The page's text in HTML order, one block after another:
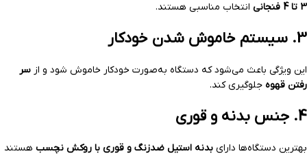
3 تا 4 فنجانی
انتخاب مناسبی هستند.
3. سیستم خاموش شدن خودکار
این ویژگی باعث می‌شود که دستگاه به‌صورت خودکار خاموش شود و از سر
رفتن قهوه جلوگیری کند.
4. جنس بدنه و قوری
بهترین دستگاه‌ها دارای بدنه استیل ضدزنگ و قوری با روکش نچسب هستند